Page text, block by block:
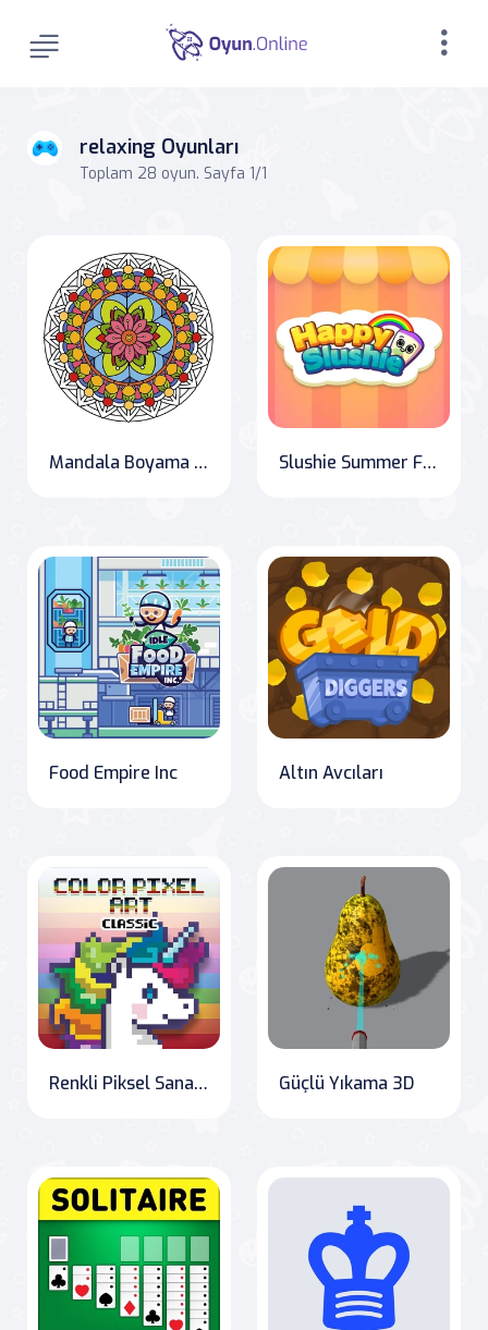
relaxing Oyunları
Toplam 28 oyun. Sayfa 1/1
Mandala Boyama Kitabı Slushie Summer Fun"- This title captures the essence of the game by highlighting the main element of slushie drinks and the summer theme. It also hints at the addictive and fun gameplay.
Food Empire Inc Altın Avcıları
Renkli Piksel Sanatı Klasik Güçlü Yıkama 3D